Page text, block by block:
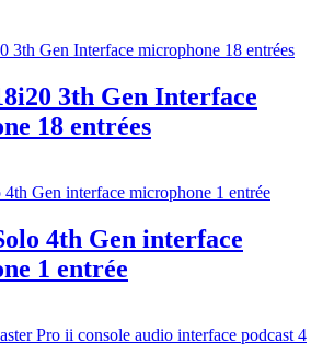
3th Gen Interface
18 entrées
4th Gen interface
1 entrée